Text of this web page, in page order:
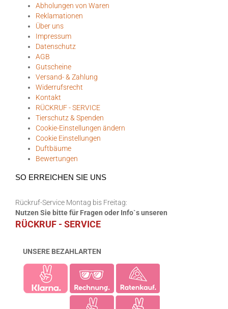
Abholungen von Waren
Reklamationen
Über uns
Impressum
Datenschutz
AGB
Gutscheine
Versand- & Zahlung
Widerrufsrecht
Kontakt
RÜCKRUF - SERVICE
Tierschutz & Spenden
Cookie-Einstellungen ändern
Cookie Einstellungen
Duftbäume
Bewertungen
SO ERREICHEN SIE UNS
Rückruf-Service Montag bis Freitag:
Nutzen Sie bitte für Fragen oder Info`s unseren
RÜCKRUF - SERVICE
UNSERE BEZAHLARTEN